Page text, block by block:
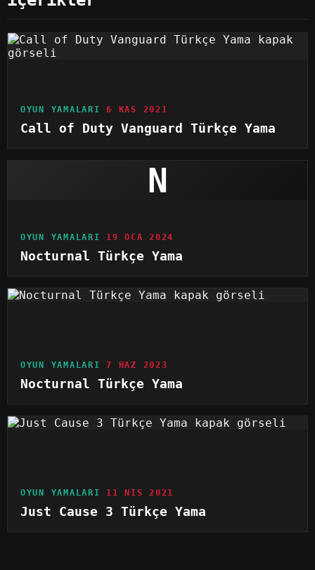
OYUN YAMALARI 6 KAS 2021
Call of Duty Vanguard Türkçe Yama
N
OYUN YAMALARI 19 OCA 2024
Nocturnal Türkçe Yama
OYUN YAMALARI 7 HAZ 2023
Nocturnal Türkçe Yama
OYUN YAMALARI 11 NIS 2021
Just Cause 3 Türkçe Yama